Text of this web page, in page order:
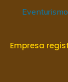
Eventurismo
Empresa